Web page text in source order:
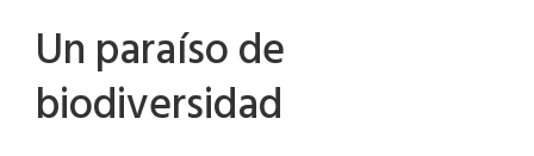
Un paraíso de
biodiversidad